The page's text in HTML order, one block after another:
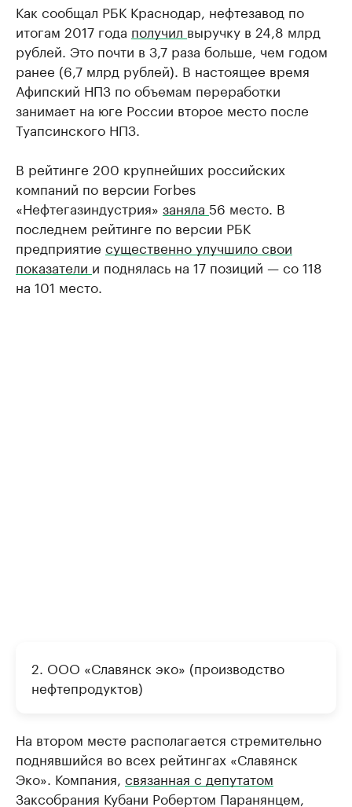
Как сообщал РБК Краснодар, нефтезавод по
итогам 2017 года получил выручку в 24,8 млрд
рублей. Это почти в 3,7 раза больше, чем годом
ранее (6,7 млрд рублей). В настоящее время
Афипский НПЗ по объемам переработки
занимает на юге России второе место после
Туапсинского НПЗ.
В рейтинге 200 крупнейших российских
компаний по версии Forbes
«Нефтегазиндустрия» заняла 56 место. В
последнем рейтинге по версии РБК
предприятие существенно улучшило свои
показатели и поднялась на 17 позиций — со 118
на 101 место.
2. ООО «Славянск эко» (производство
нефтепродуктов)
На втором месте располагается стремительно
поднявшийся во всех рейтингах «Славянск
Эко». Компания, связанная с депутатом
Заксобрания Кубани Робертом Паранянцем,